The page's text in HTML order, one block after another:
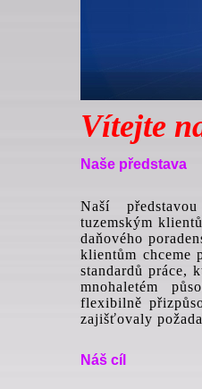
Vítejte
Naše představa
Naší
tuzemským
daňového
klientům chceme
standardů práce,
mnohaletém
flexibilně
zajišťovaly
Náš cíl